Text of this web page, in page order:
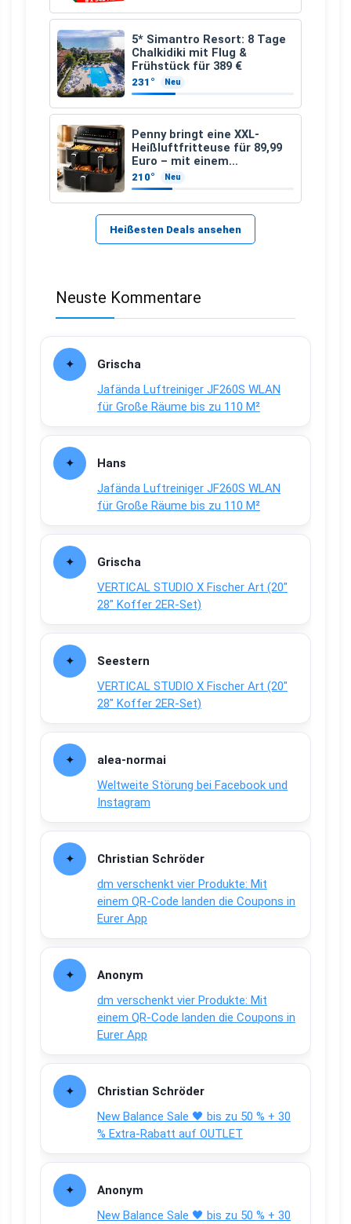
5* Simantro Resort: 8 Tage
Chalkidiki mit Flug &
Frühstück für 389 €
231° Neu
Penny bringt eine XXL-
Heißluftfritteuse für 89,99
Euro – mit einem
besonderen Vorteil
210° Neu
Heißesten Deals ansehen
Neuste Kommentare
Grischa
Jafända Luftreiniger JF260S WLAN
für Große Räume bis zu 110 M²
Hans
Jafända Luftreiniger JF260S WLAN
für Große Räume bis zu 110 M²
Grischa
VERTICAL STUDIO X Fischer Art (20″
28″ Koffer 2ER-Set)
Seestern
VERTICAL STUDIO X Fischer Art (20″
28″ Koffer 2ER-Set)
alea-normai
Weltweite Störung bei Facebook und
Instagram
Christian Schröder
dm verschenkt vier Produkte: Mit
einem QR-Code landen die Coupons in
Eurer App
Anonym
dm verschenkt vier Produkte: Mit
einem QR-Code landen die Coupons in
Eurer App
Christian Schröder
New Balance Sale 🖤 bis zu 50 % + 30
% Extra-Rabatt auf OUTLET
Anonym
New Balance Sale 🖤 bis zu 50 % + 30